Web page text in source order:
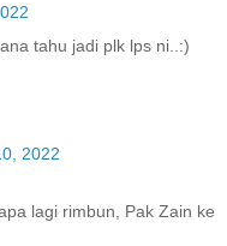
tahu jadi plk lps ni..:)
2022
lagi rimbun, Pak Zain ke